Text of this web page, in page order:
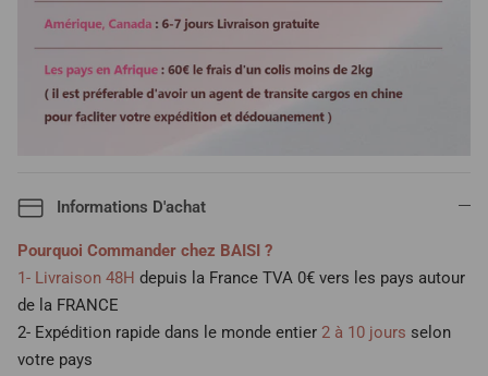
Informations D'achat
Pourquoi Commander chez BAISI ?
1- Livraison 48H depuis la France TVA 0€ vers les pays autour
de la FRANCE
2- Expédition rapide dans le monde entier 2 à 10 jours selon
votre pays